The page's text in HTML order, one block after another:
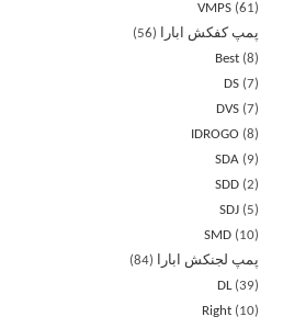
VMPS 61
پمپ کفکش ابارا
56
Best 8
DS 7
DVS 7
IDROGO
8
SDA
9
SDD 2
SDJ
5
SMD
10
پمپ لجنکش ابارا
84
DL 39
Right
10